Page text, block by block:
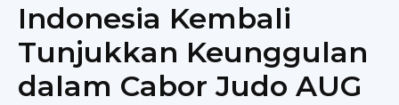
Indonesia Kembali
Tunjukkan Keunggulan
dalam Cabor Judo AUG